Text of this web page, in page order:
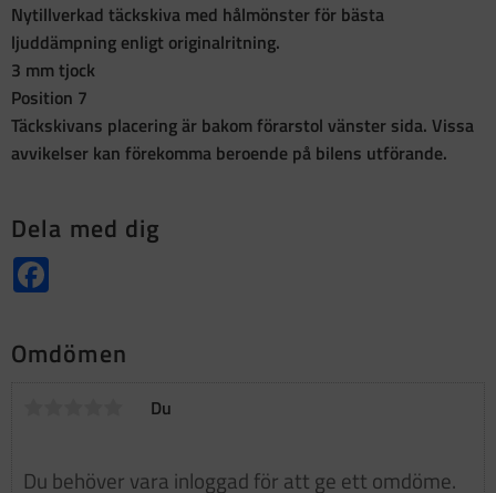
Nytillverkad täckskiva med hålmönster för bästa
ljuddämpning enligt originalritning.
3 mm tjock
Position 7
Täckskivans placering är bakom förarstol vänster sida. Vissa
avvikelser kan förekomma beroende på bilens utförande.
Dela med dig
Omdömen
Du